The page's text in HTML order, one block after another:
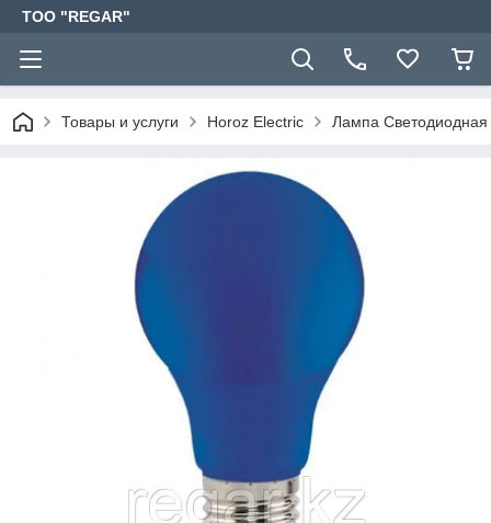
TOO "REGAR"
Товары и услуги Horoz Electric Лампа